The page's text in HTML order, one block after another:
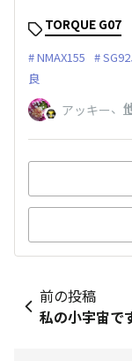
TORQUE G07
NMAX155
良
アッキー、
前の投稿
私の小宇宙